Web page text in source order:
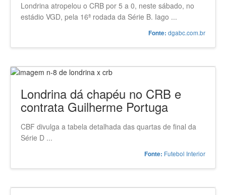
Londrina atropelou o CRB por 5 a 0, neste sábado, no
estádio VGD, pela 16ª rodada da Série B. Iago ...
Fonte: dgabc.com.br
Londrina dá chapéu no CRB e
contrata Guilherme Portuga
CBF divulga a tabela detalhada das quartas de final da
Série D ...
Fonte: Futebol Interior